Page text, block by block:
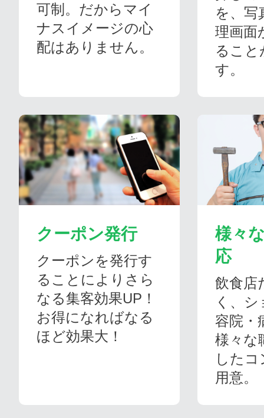
可制。だからマイ
ナスイメージの心
配はありません。
を、写
理画面
ること
す。
クーポン発行
クーポンを発行す
ることによりさら
なる集客効果UP！
お得になればなる
ほど効果大！
様々
応
飲食店
く、
容院・
様々な
した
用意。